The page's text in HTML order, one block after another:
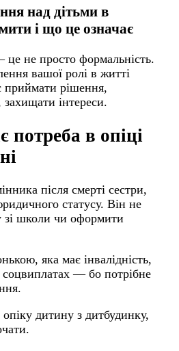
над дітьми в
і що це означає
це не просто формальність.
вашої ролі в житті
приймати рішення,
інтереси.
в опіці
після смерті сестри,
статусу. Він не
зі школи чи оформити
яка має інвалідність,
соцвиплатах — бо потрібне
дитину з дитбудинку,